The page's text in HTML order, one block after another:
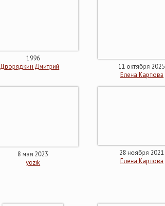
1996
Дворядкин Дмитрий
11 октября 2025
Елена Карпова
8 мая 2023
yozik
28 ноября 2021
Елена Карпова